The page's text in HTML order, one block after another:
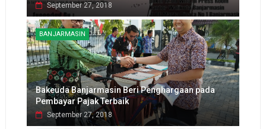
September 27, 2018
BANJARMASIN
Bakeuda Banjarmasin Beri Penghargaan pada
Pembayar Pajak Terbaik
September 27, 2018